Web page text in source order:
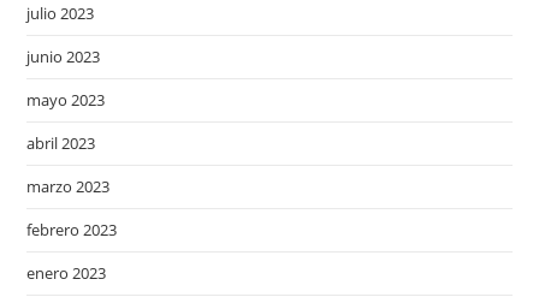
julio 2023
junio 2023
mayo 2023
abril 2023
marzo 2023
febrero 2023
enero 2023